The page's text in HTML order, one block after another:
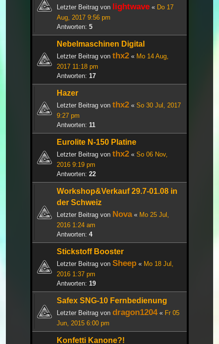
Letzter Beitrag von lightwave « Do 17
Aug, 2017 9:56 pm
Antworten: 5
Nebelmaschinen Digital
Letzter Beitrag von thx2 « Mo 14 Aug,
2017 11:18 pm
Antworten: 17
Hazer
Letzter Beitrag von thx2 « So 30 Jul, 2017
9:27 pm
Antworten: 11
Eurolite N-150 Platine
Letzter Beitrag von thx2 « So 06 Nov,
2016 9:19 pm
Antworten: 22
Workshop&Verkauf 29.7-01.08 in
der Schweiz
Letzter Beitrag von Nova« Mo 25 Jul,
2016 1:24 am
Antworten: 4
Stickstoff Booster
Letzter Beitrag von Sheep « Mo 18 Jul,
2016 1:37 pm
Antworten: 19
Safex SNG-10 Fernbedienung
Letzter Beitrag von dragon1204« Fr 05
Jun, 2015 6:00 pm
Konfetti Kanone?!